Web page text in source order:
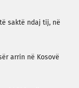
saktë ndaj tij, në
arrin në Kosovë